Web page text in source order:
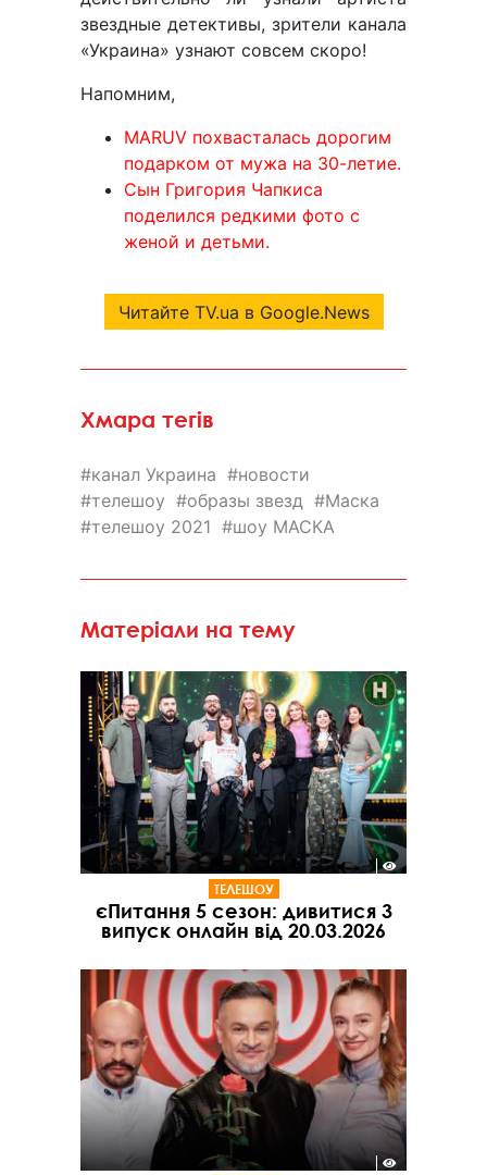
звездные детективы, зрители канала
«Украина» узнают совсем скоро!
Напомним,
MARUV похвасталась дорогим
подарком от мужа на 30-летие.
Сын Григория Чапкиса
поделился редкими фото с
женой и детьми.
Читайте TV.ua в Google.News
Хмара тегів
канал Украина
новости
телешоу
образы звезд
Маска
телешоу 2021
шоу МАСКА
Матеріали на тему
ТЕЛЕШОУ
єПитання 5 сезон: дивитися 3
випуск онлайн від 20.03.2026